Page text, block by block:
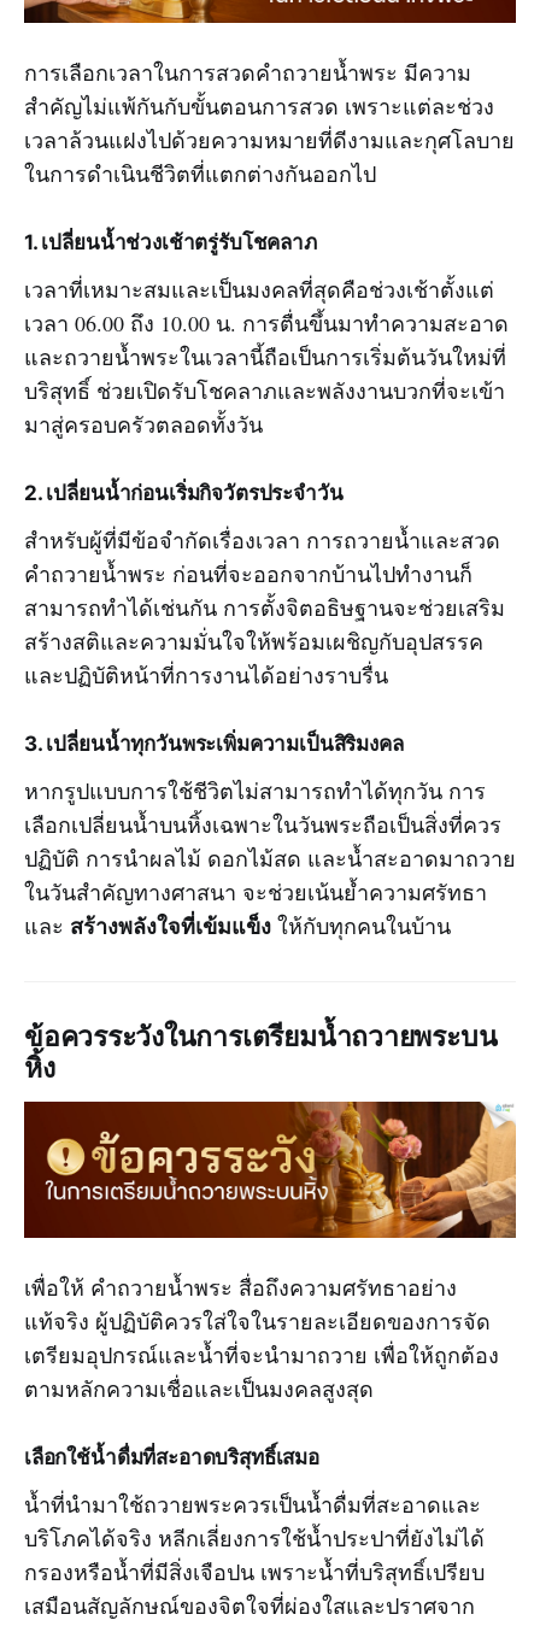
การเลือกเวลาในการสวดคำถวายน้ำพระ มีความ
สำคัญไม่แพ้กันกับขั้นตอนการสวด เพราะแต่ละช่วง
เวลาล้วนแฝงไปด้วยความหมายที่ดีงามและกุศโลบาย
ในการดำเนินชีวิตที่แตกต่างกันออกไป
1. เปลี่ยนน้ำช่วงเช้าตรู่รับโชคลาภ
เวลาที่เหมาะสมและเป็นมงคลที่สุดคือช่วงเช้าตั้งแต่
เวลา 06.00 ถึง 10.00 น. การตื่นขึ้นมาทำความสะอาด
และถวายน้ำพระในเวลานี้ถือเป็นการเริ่มต้นวันใหม่ที่
บริสุทธิ์ ช่วยเปิดรับโชคลาภและพลังงานบวกที่จะเข้า
มาสู่ครอบครัวตลอดทั้งวัน
2. เปลี่ยนน้ำก่อนเริ่มกิจวัตรประจำวัน
สำหรับผู้ที่มีข้อจำกัดเรื่องเวลา การถวายน้ำและสวด
คำถวายน้ำพระ ก่อนที่จะออกจากบ้านไปทำงานก็
สามารถทำได้เช่นกัน การตั้งจิตอธิษฐานจะช่วยเสริม
สร้างสติและความมั่นใจให้พร้อมเผชิญกับอุปสรรค
และปฏิบัติหน้าที่การงานได้อย่างราบรื่น
3. เปลี่ยนน้ำทุกวันพระเพิ่มความเป็นสิริมงคล
หากรูปแบบการใช้ชีวิตไม่สามารถทำได้ทุกวัน การ
เลือกเปลี่ยนน้ำบนหิ้งเฉพาะในวันพระถือเป็นสิ่งที่ควร
ปฏิบัติ การนำผลไม้ ดอกไม้สด และน้ำสะอาดมาถวาย
ในวันสำคัญทางศาสนา จะช่วยเน้นย้ำความศรัทธา
และ สร้างพลังใจที่เข้มแข็ง ให้กับทุกคนในบ้าน
ข้อควรระวังในการเตรียมน้ำถวายพระบน
หิ้ง
เพื่อให้ คำถวายน้ำพระ สื่อถึงความศรัทธาอย่าง
แท้จริง ผู้ปฏิบัติควรใส่ใจในรายละเอียดของการจัด
เตรียมอุปกรณ์และน้ำที่จะนำมาถวาย เพื่อให้ถูกต้อง
ตามหลักความเชื่อและเป็นมงคลสูงสุด
เลือกใช้น้ำดื่มที่สะอาดบริสุทธิ์เสมอ
น้ำที่นำมาใช้ถวายพระควรเป็นน้ำดื่มที่สะอาดและ
บริโภคได้จริง หลีกเลี่ยงการใช้น้ำประปาที่ยังไม่ได้
กรองหรือน้ำที่มีสิ่งเจือปน เพราะน้ำที่บริสุทธิ์เปรียบ
เสมือนสัญลักษณ์ของจิตใจที่ผ่องใสและปราศจาก